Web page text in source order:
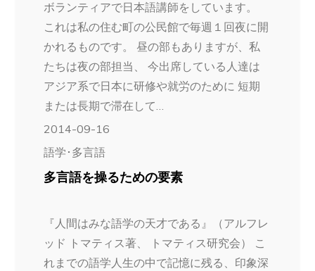
ボランティアで日本語講師をしています。
これは私の住む町の公民館で毎週１回夜に開
かれるものです。 昼の部もありますが、私
たちは夜の部担当、 今出席している人達は
アジア系で日本に研修や就労のために 短期
または長期で滞在して…
2014-09-16
語学･多言語
多言語を操るための要素
『人間はみな語学の天才である』（アルフレ
ッド トマティス著、 トマティス研究会） こ
れまでの語学人生の中で記憶に残る、印象深